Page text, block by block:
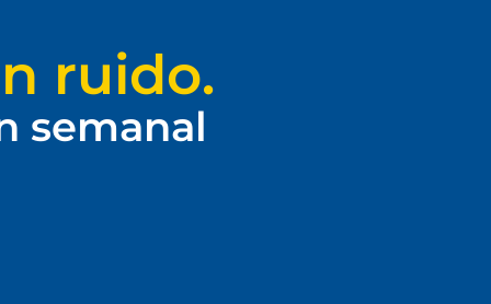
ruido.
semanal